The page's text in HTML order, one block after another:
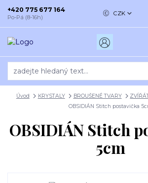
CZK
+420 775 677 164
Po-Pá (8-16h)
Úvod KRYSTALY BROUŠENÉ TVARY
OBSIDIÁN Stitch postavička
OBSIDIÁN Stitch
5cm